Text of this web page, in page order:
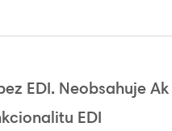
EDI . Neobsahuje Ak
EDI